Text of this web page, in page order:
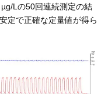
Lの50回連続測定の結
定で正確な定量値が得ら